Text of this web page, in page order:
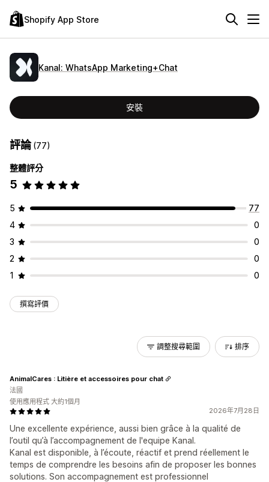
Shopify App Store
Kanal: WhatsApp Marketing+Chat
安裝
評論(77)
整體評分
5
5
77
4
0
3
0
2
0
1
0
撰寫評價
調整搜尋範圍 排序
2026年7月28日
Une excellente expérience, aussi bien grâce à la qualité de
l’outil qu’à l’accompagnement de l'equipe Kanal.
Kanal est disponible, à l’écoute, réactif et prend réellement le
temps de comprendre les besoins afin de proposer les bonnes
solutions. Son accompagnement est professionnel
AnimalCares : Litière et accessoires pour chat
法國
使用應用程式 大約1個月